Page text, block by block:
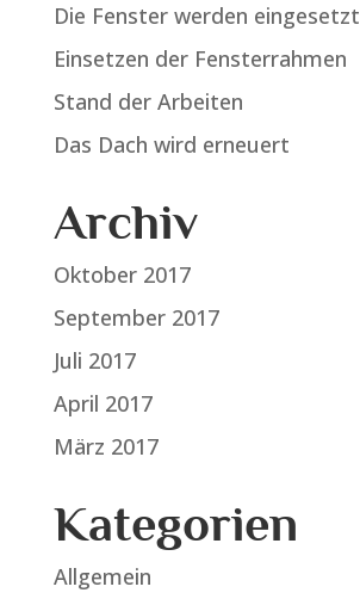
Die Fenster werden eingesetzt
Einsetzen der Fensterrahmen
Stand der Arbeiten
Das Dach wird erneuert
Archiv
Oktober 2017
September 2017
Juli 2017
April 2017
März 2017
Kategorien
Allgemein